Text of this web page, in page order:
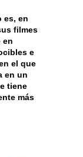
es, en
filmes
en
e
el que
en un
tiene
más